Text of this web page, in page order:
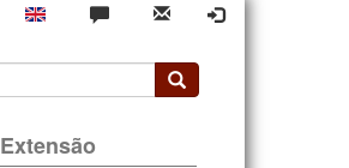
Extensão